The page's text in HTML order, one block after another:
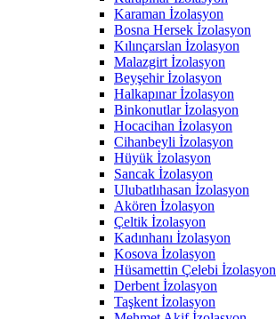
Karaman İzolasyon
Bosna Hersek İzolasyon
Kılınçarslan İzolasyon
Malazgirt İzolasyon
Beyşehir İzolasyon
Halkapınar İzolasyon
Binkonutlar İzolasyon
Hocacihan İzolasyon
Cihanbeyli İzolasyon
Hüyük İzolasyon
Sancak İzolasyon
Ulubatlıhasan İzolasyon
Akören İzolasyon
Çeltik İzolasyon
Kadınhanı İzolasyon
Kosova İzolasyon
Hüsamettin Çelebi İzolasyon
Derbent İzolasyon
Taşkent İzolasyon